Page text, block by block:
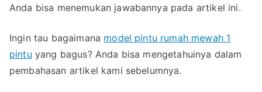
Anda bisa menemukan jawabannya pada artikel ini.
Ingin tau bagaimana model pintu rumah mewah 1
pintu yang bagus? Anda bisa mengetahuinya dalam
pembahasan artikel kami sebelumnya.